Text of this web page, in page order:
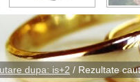
dupa: is+2 / Rezultate